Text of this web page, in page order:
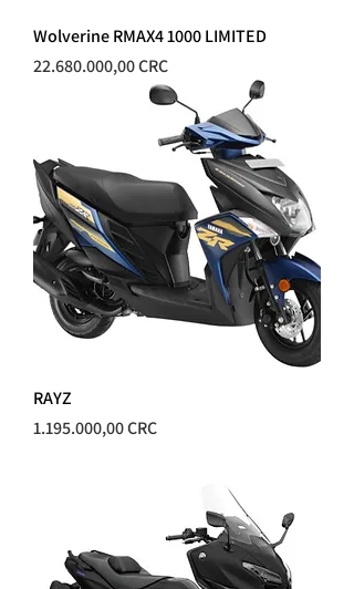
Wolverine RMAX4 1000 LIMITED
Precio
22.680.000,00 CRC
RAYZ
Precio
1.195.000,00 CRC